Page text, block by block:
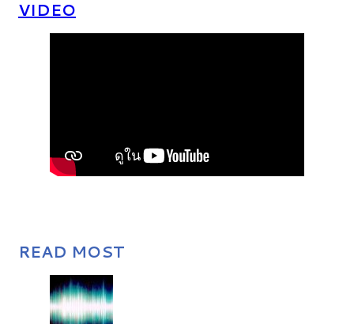
VIDEO
READ MOST